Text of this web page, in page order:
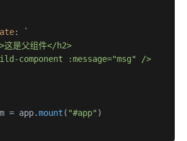
:
`
是父组件</h2>
component :message="msg" />
= app.mount ( "#app"